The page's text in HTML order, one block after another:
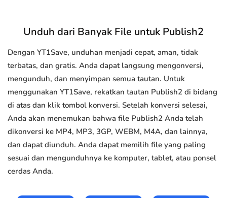
Unduh dari Banyak File untuk Publish2
Dengan YT1Save, unduhan menjadi cepat, aman, tidak
terbatas, dan gratis. Anda dapat langsung mengonversi,
mengunduh, dan menyimpan semua tautan. Untuk
menggunakan YT1Save, rekatkan tautan Publish2 di bidang
di atas dan klik tombol konversi. Setelah konversi selesai,
Anda akan menemukan bahwa file Publish2 Anda telah
dikonversi ke MP4, MP3, 3GP, WEBM, M4A, dan lainnya,
dan dapat diunduh. Anda dapat memilih file yang paling
sesuai dan mengunduhnya ke komputer, tablet, atau ponsel
cerdas Anda.